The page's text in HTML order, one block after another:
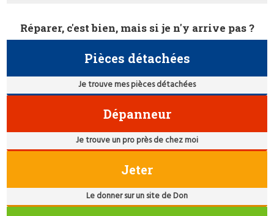
Réparer, c'est bien, mais si je n'y arrive pas ?
Pièces détachées
Je trouve mes pièces détachées
Dépanneur
Je trouve un pro près de chez moi
Jeter
Le donner sur un site de Don